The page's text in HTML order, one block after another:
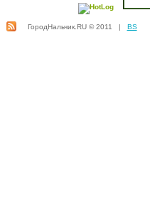
ГородНальчик.RU © 2011 | BS